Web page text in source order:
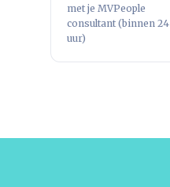
met je MVPeople
consultant (binnen 24
uur)